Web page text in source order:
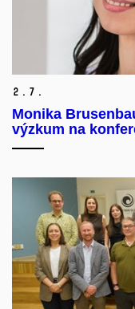
2. 7.
Monika
výzkum na